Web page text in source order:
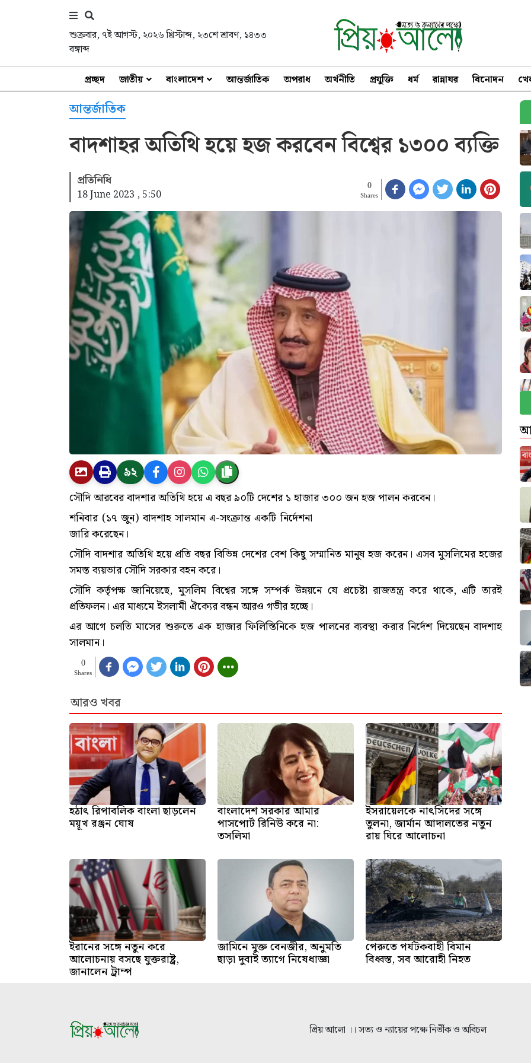
শুক্রবার, ৭ই আগস্ট, ২০২৬ খ্রিস্টাব্দ, ২৩শে শ্রাবণ, ১৪৩৩
বঙ্গাব্দ
প্রচ্ছদ জাতীয় বাংলাদেশ আন্তর্জাতিক অপরাধ অর্থনীতি প্রযুক্তি ধর্ম রান্নাঘর বিনোদন
আন্তর্জাতিক
বাদশাহর অতিথি হয়ে হজ করবেন বিশ্বের ১৩০০ ব্যক্তি
প্রতিনিধি
18 June 2023 , 5:50
0
Shares
৯২
সৌদি আরবের বাদশার অতিথি হয়ে এ বছর ৯০টি দেশের ১ হাজার ৩০০ জন হজ পালন করবেন।
শনিবার (১৭ জুন) বাদশাহ সালমান এ-সংক্রান্ত একটি নির্দেশনা
জারি করেছেন।
সৌদি বাদশার অতিথি হয়ে প্রতি বছর বিভিন্ন দেশের বেশ কিছু সম্মানিত মানুষ হজ করেন। এসব মুসলিমের হজের
সমস্ত ব্যয়ভার সৌদি সরকার বহন করে।
সৌদি কর্তৃপক্ষ জানিয়েছে, মুসলিম বিশ্বের সঙ্গে সম্পর্ক উন্নয়নে যে প্রচেষ্টা রাজতন্ত্র করে থাকে, এটি তারই
প্রতিফলন। এর মাধ্যমে ইসলামী ঐক্যের বন্ধন আরও গভীর হচ্ছে।
এর আগে চলতি মাসের শুরুতে এক হাজার ফিলিস্তিনিকে হজ পালনের ব্যবস্থা করার নির্দেশ দিয়েছেন বাদশাহ
সালমান।
0
Shares
আরও খবর
হঠাৎ রিপাবলিক বাংলা ছাড়লেন
ময়ূখ রঞ্জন ঘোষ
বাংলাদেশ সরকার আমার
পাসপোর্ট রিনিউ করে না:
তসলিমা
ইসরায়েলকে নাৎসিদের সঙ্গে
তুলনা, জার্মান আদালতের নতুন
রায় ঘিরে আলোচনা
ইরানের সঙ্গে নতুন করে
আলোচনায় বসছে যুক্তরাষ্ট্র,
জানালেন ট্রাম্প
জামিনে মুক্ত বেনজীর, অনুমতি
ছাড়া দুবাই ত্যাগে নিষেধাজ্ঞা
পেরুতে পর্যটকবাহী বিমান
বিধ্বস্ত, সব আরোহী নিহত
প্রিয় আলো ।। সত্য ও ন্যায়ের পক্ষে নির্ভীক ও অবিচল